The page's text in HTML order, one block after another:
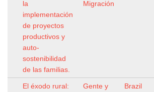
la
implementación
de proyectos
productivos y
auto-
sostenibilidad
de las familias.
Migración
El éxodo rural:
Gente y
Brazil